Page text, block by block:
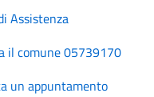
Assistenza
il comune 05739170
un appuntamento